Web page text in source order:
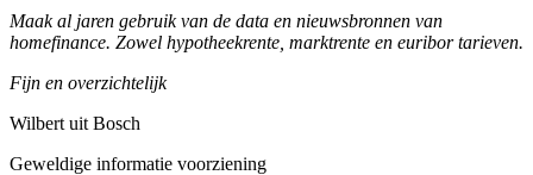
Maak al jaren gebruik van de data en nieuwsbronnen van
homefinance. Zowel hypotheekrente, marktrente en euribor tarieven.
Fijn en overzichtelijk
Wilbert uit Bosch
Geweldige informatie voorziening